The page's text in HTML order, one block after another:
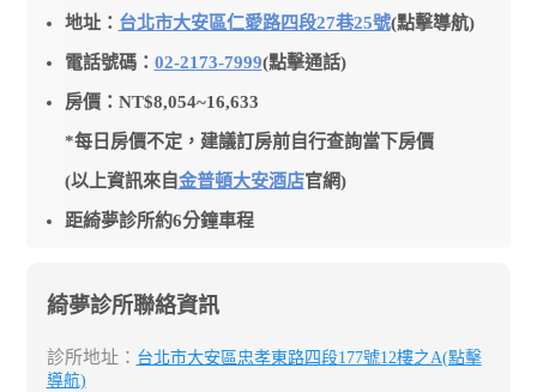
地址： 台北市大安區仁愛路四段27巷25號(點擊導航)
電話號碼： 02-2173-7999(點擊通話)
房價：NT$8,054~16,633
*每日房價不定，建議訂房前自行查詢當下房價
(以上資訊來自金普頓大安酒店官網)
距綺夢診所約6分鐘車程
綺夢診所聯絡資訊
診所地址： 台北市大安區忠孝東路四段177號12樓之A(點擊
導航)